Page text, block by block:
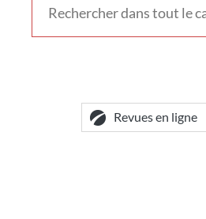
voir
Revues en ligne